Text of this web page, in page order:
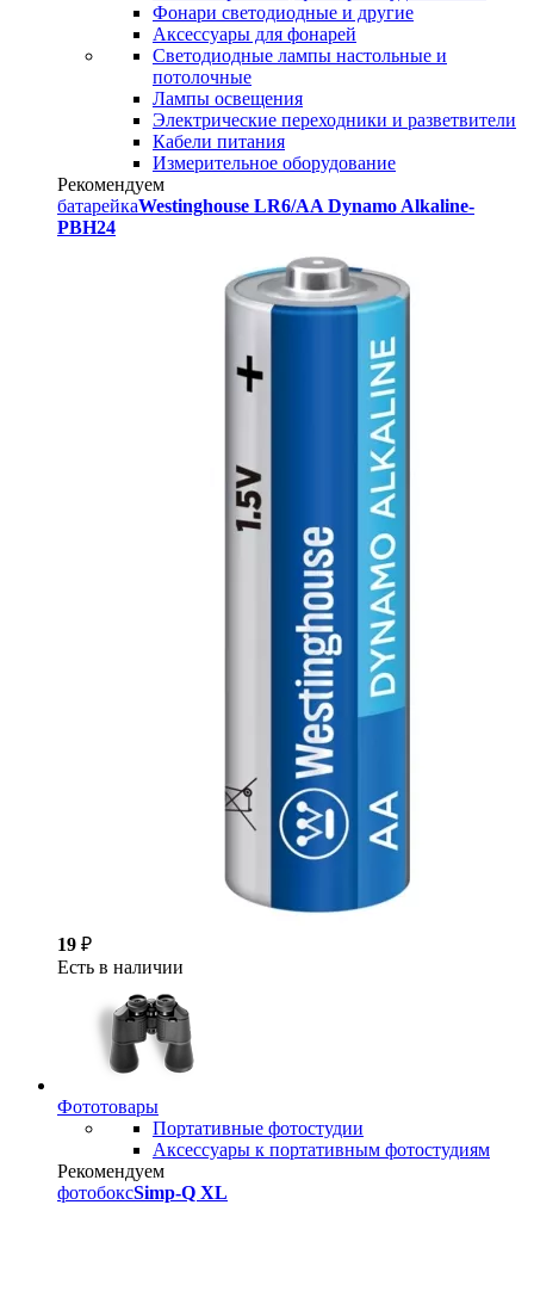
Фонари светодиодные и другие
Аксессуары для фонарей
Светодиодные лампы настольные и
потолочные
Лампы освещения
Электрические переходники и разветвители
Кабели питания
Измерительное оборудование
Рекомендуем
батарейкаWestinghouse LR6/AA Dynamo Alkaline-
PBH24
19 ₽
Есть в наличии
Фототовары
Портативные фотостудии
Аксессуары к портативным фотостудиям
Рекомендуем
фотобоксSimp-Q XL